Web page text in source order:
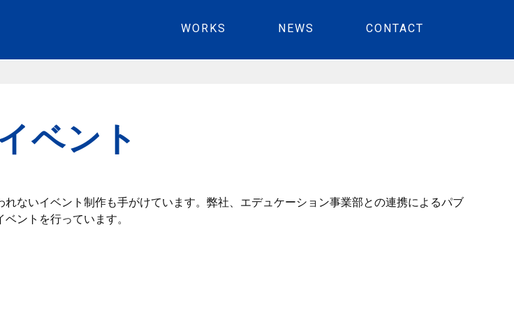
WORKS NEWS CONTACT
ベント
ないイベント制作も手がけています。弊社、エデュケーション事業部との連携によるパブ
ントを行っています。